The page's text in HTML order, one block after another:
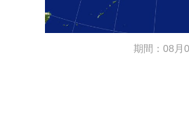
期間：08月